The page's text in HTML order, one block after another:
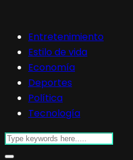
Entretenimiento
Estilo de vida
Economía
Deportes
Política
Tecnología